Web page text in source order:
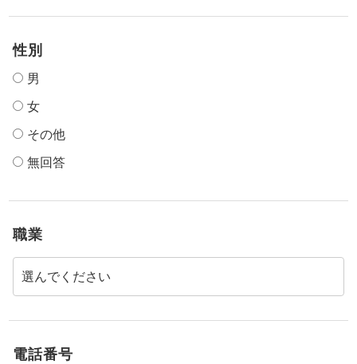
性別
男
女
その他
無回答
職業
電話番号